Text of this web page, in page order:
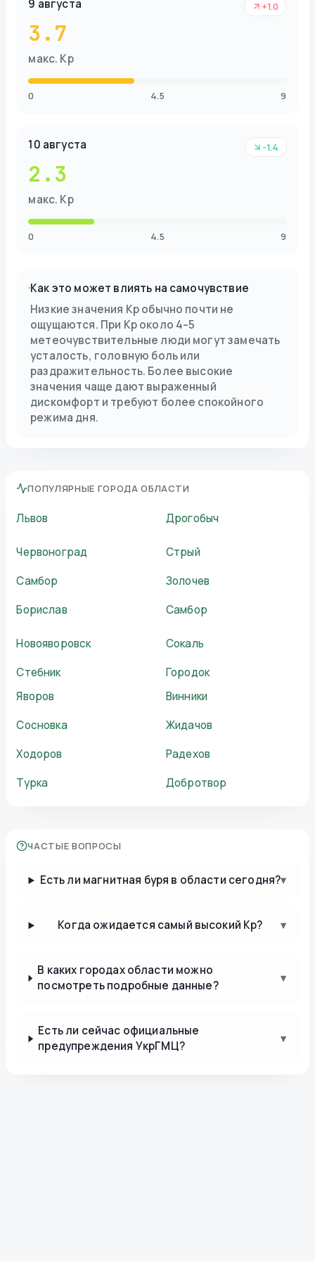
9 августа
3.7
макс. Kp
+1.0
0 4.5 9
10 августа
2.3
макс. Kp
-1.4
0 4.5 9
Как это может влиять на самочувствие
Низкие значения Kp обычно почти не
ощущаются. При Kp около 4–5
метеочувствительные люди могут замечать
усталость, головную боль или
раздражительность. Более высокие
значения чаще дают выраженный
дискомфорт и требуют более спокойного
режима дня.
ПОПУЛЯРНЫЕ ГОРОДА ОБЛАСТИ
Львов Дрогобыч
Червоноград
Стрый
Самбор
Золочев
Борислав
Самбор
Новояворовск
Сокаль
Стебник
Городок
Яворов
Винники
Сосновка
Жидачов
Ходоров
Радехов
Турка
Добротвор
ЧАСТЫЕ ВОПРОСЫ
Есть ли магнитная буря в области сегодня?▾
Когда ожидается самый высокий Kp? ▾
В каких городах области можно
посмотреть подробные данные?
▾
Есть ли сейчас официальные
предупреждения УкрГМЦ?
▾